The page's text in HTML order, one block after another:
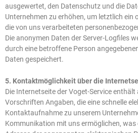
ausgewertet, den Datenschutz und die
Unternehmen zu erhöhen, um letztlich ein
die von uns verarbeiteten
Die anonymen Daten der Server-Logfiles
durch eine betroffene Person
Daten gespeichert.
5. Kontaktmöglichkeit über die
Die Internetseite der Voget-Service
Vorschriften Angaben, die eine schnelle
Kontaktaufnahme zu unserem
Kommunikation mit uns ermöglichen, was